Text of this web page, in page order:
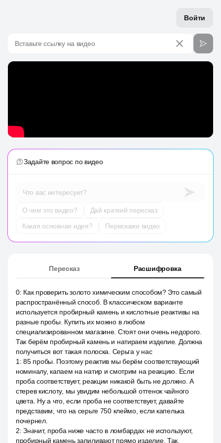
Войти
Вставьте ссылку на видео
Задайте вопрос по видео
Что вас интересует?
О чем это видео?
Дай краткий пересказ
Какая основная идея?
Перескажи видео
Пересказ Расшифровка
0: Как проверить золото химическим способом? Это самый
распространённый способ. В классическом варианте
используется пробирный камень и кислотные реактивы на
разные пробы. Купить их можно в любом
специализированном магазине. Стоят они очень недорого.
Так берём пробирный камень и натираем изделие. Должна
получиться вот такая полоска. Серьга у нас
1 :85 пробы. Поэтому реактив мы берём соответствующий
номиналу, капаем на натир и смотрим на реакцию. Если
проба соответствует, реакции никакой быть не должно. А
стерев кислоту, мы увидим небольшой оттенок чайного
цвета. Ну а что, если проба не соответствует, давайте
представим, что на серьге 750 клеймо, если капелька
почернел.
2:Значит, проба ниже часто в ломбардах не используют,
пробирный камень запиливают прямо изделие. Так,